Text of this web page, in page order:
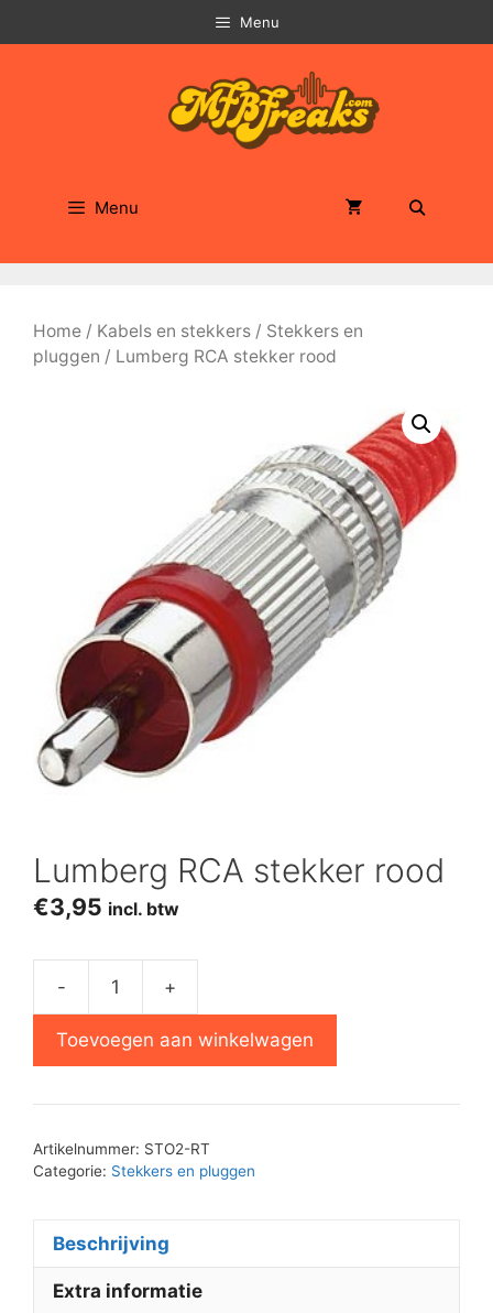
naar
Menu
Menu
Home / Kabels en stekkers / Stekkers en
pluggen / Lumberg RCA stekker rood
Lumberg RCA stekker rood
€3,95 incl. btw
-
stekker
aantal
+
Toevoegen aan winkelwagen
Artikelnummer: STO2-RT
Categorie: Stekkers en pluggen
Beschrijving
Extra informatie